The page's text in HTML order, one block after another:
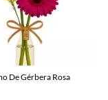
De Gérbera Rosa